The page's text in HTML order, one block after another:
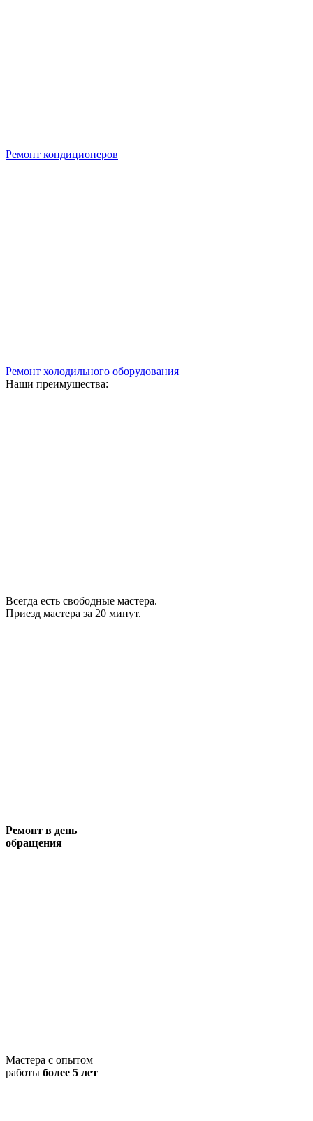
Ремонт кондиционеров
Ремонт холодильного оборудования
Наши преимущества:
Всегда есть свободные мастера.
Приезд мастера за 20 минут.
Ремонт в день
обращения
Мастера с опытом
работы более 5 лет